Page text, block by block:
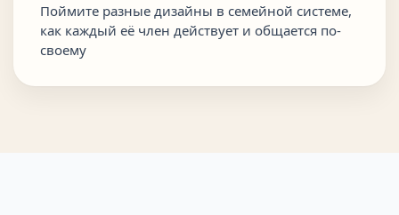
Поймите разные дизайны в семейной системе,
как каждый её член действует и общается по-
своему